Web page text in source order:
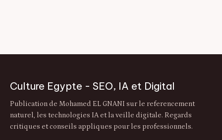
Culture Egypte - SEO, IA et Digital
Publication de Mohamed EL GNANI sur le referencement
naturel, les technologies IA et la veille digitale. Regards
critiques et conseils appliques pour les professionnels.